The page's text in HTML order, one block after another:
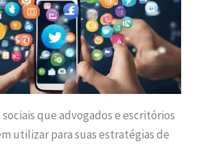
que advogados e escritórios
utilizar para suas estratégias de